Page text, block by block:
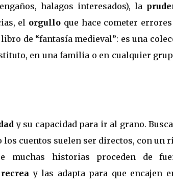
halagos interesados), la
el orgullo que hace cometer
de “fantasía medieval”: es una
en una familia o en cualquier
y su capacidad para ir al grano.
cuentos suelen ser directos, con un
muchas historias proceden de
recrea y las adapta para que encajen